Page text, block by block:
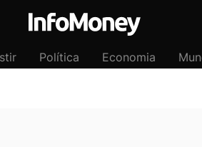
Política Economia